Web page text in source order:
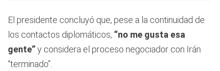
El presidente concluyó que, pese a la continuidad de
los contactos diplomáticos, “no me gusta esa
gente”y considera el proceso negociador con Irán
“terminado”.